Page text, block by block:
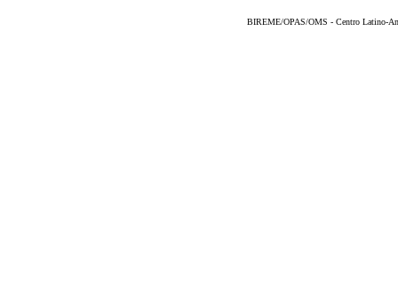
BIREME/OPAS/OMS - Centro Latino-